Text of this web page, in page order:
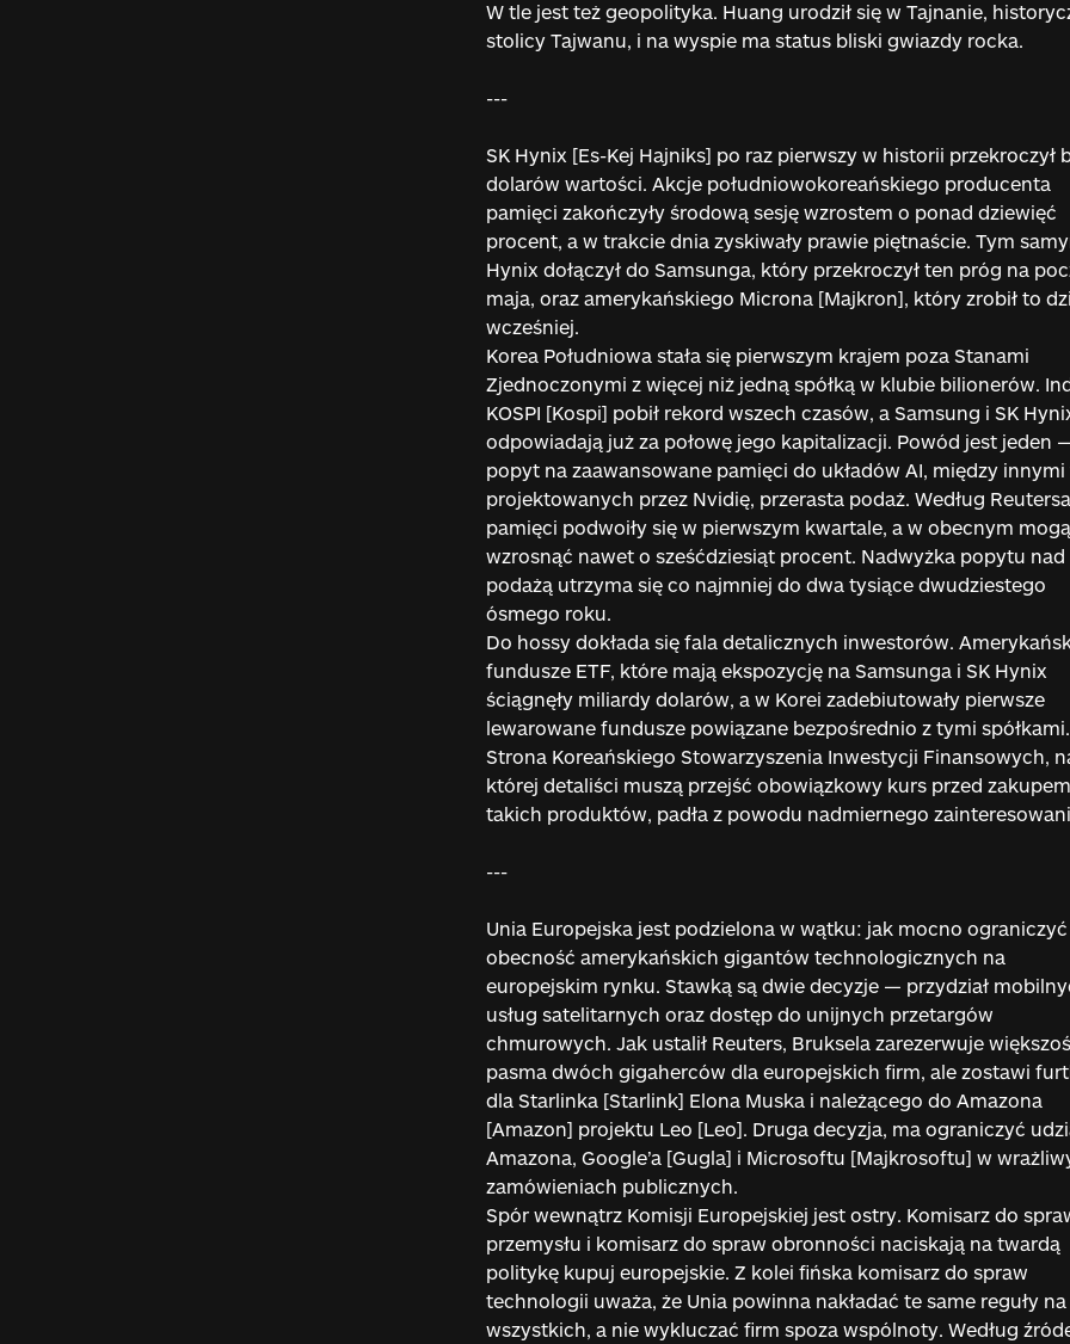
W tle jest też geopolityka. Huang urodził się w Tajnanie,
stolicy Tajwanu, i na wyspie ma status bliski gwiazdy rocka.
---
SK Hynix [Es-Kej Hajniks] po raz pierwszy w historii przekroczył
dolarów wartości. Akcje południowokoreańskiego producenta
pamięci zakończyły środową sesję wzrostem o ponad dziewięć
procent, a w trakcie dnia zyskiwały prawie piętnaście. Tym
Hynix dołączył do Samsunga, który przekroczył ten próg na
maja, oraz amerykańskiego Microna [Majkron], który zrobił to
wcześniej.
Korea Południowa stała się pierwszym krajem poza Stanami
Zjednoczonymi z więcej niż jedną spółką w klubie bilionerów.
KOSPI [Kospi] pobił rekord wszech czasów, a Samsung i SK
odpowiadają już za połowę jego kapitalizacji. Powód jest jeden
popyt na zaawansowane pamięci do układów AI, między
projektowanych przez Nvidię, przerasta podaż. Według
pamięci podwoiły się w pierwszym kwartale, a w obecnym mogą
wzrosnąć nawet o sześćdziesiąt procent. Nadwyżka popytu nad
podażą utrzyma się co najmniej do dwa tysiące dwudziestego
ósmego roku.
Do hossy dokłada się fala detalicznych inwestorów.
fundusze ETF, które mają ekspozycję na Samsunga i SK Hynix
ściągnęły miliardy dolarów, a w Korei zadebiutowały pierwsze
lewarowane fundusze powiązane bezpośrednio z tymi spółkami.
Strona Koreańskiego Stowarzyszenia Inwestycji Finansowych,
której detaliści muszą przejść obowiązkowy kurs przed zakupem
takich produktów, padła z powodu nadmiernego
---
Unia Europejska jest podzielona w wątku: jak mocno ograniczyć
obecność amerykańskich gigantów technologicznych na
europejskim rynku. Stawką są dwie decyzje — przydział
usług satelitarnych oraz dostęp do unijnych przetargów
chmurowych. Jak ustalił Reuters, Bruksela zarezerwuje
pasma dwóch gigaherców dla europejskich firm, ale zostawi
dla Starlinka [Starlink] Elona Muska i należącego do Amazona
[Amazon] projektu Leo [Leo]. Druga decyzja, ma ograniczyć
Amazona, Google’a [Gugla] i Microsoftu [Majkrosoftu] w
zamówieniach publicznych.
Spór wewnątrz Komisji Europejskiej jest ostry. Komisarz do
przemysłu i komisarz do spraw obronności naciskają na twardą
politykę kupuj europejskie. Z kolei fińska komisarz do spraw
technologii uważa, że Unia powinna nakładać te same reguły na
wszystkich, a nie wykluczać firm spoza wspólnoty. Według